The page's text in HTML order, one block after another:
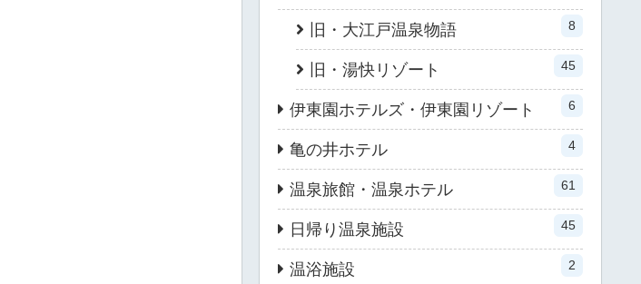
旧・大江戸温泉物語 8
旧・湯快リゾート 45
伊東園ホテルズ・伊東園リゾート 6
亀の井ホテル 4
温泉旅館・温泉ホテル 61
日帰り温泉施設 45
温浴施設 2